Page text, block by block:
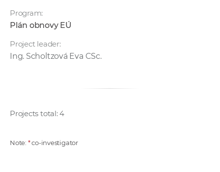
Program:
Plán obnovy EÚ
Project leader:
Ing. Scholtzová Eva CSc.
Projects total: 4
Note: *co-investigator